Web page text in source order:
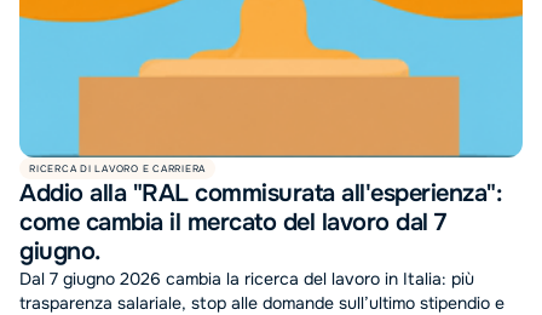
RICERCA DI LAVORO E CARRIERA
Addio alla "RAL commisurata all'esperienza":
come cambia il mercato del lavoro dal 7
giugno.
Dal 7 giugno 2026 cambia la ricerca del lavoro in Italia: più
trasparenza salariale, stop alle domande sull’ultimo stipendio e